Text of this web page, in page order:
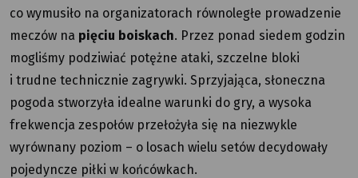
co wymusiło na organizatorach równoległe prowadzenie
meczów na pięciu boiskach. Przez ponad siedem godzin
mogliśmy podziwiać potężne ataki, szczelne bloki
i trudne technicznie zagrywki. Sprzyjająca, słoneczna
pogoda stworzyła idealne warunki do gry, a wysoka
frekwencja zespołów przełożyła się na niezwykle
wyrównany poziom – o losach wielu setów decydowały
pojedyncze piłki w końcówkach.